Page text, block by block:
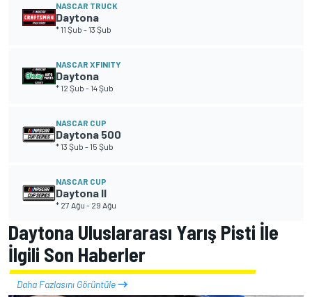
NASCAR TRUCK
Daytona
* 11 Şub -13 Şub
NASCAR XFINITY
Daytona
* 12 Şub -14 Şub
NASCAR CUP
Daytona 500
* 13 Şub -15 Şub
NASCAR CUP
Daytona II
* 27 Ağu - 29 Ağu
Daytona Uluslararası Yarış Pisti İle
İlgili Son Haberler
Daha Fazlasını Görüntüle